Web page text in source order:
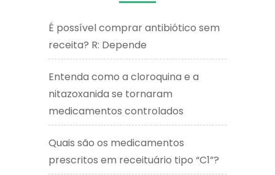
É possível comprar antibiótico sem
receita? R: Depende
Entenda como a cloroquina e a
nitazoxanida se tornaram
medicamentos controlados
Quais são os medicamentos
prescritos em receituário tipo “C1”?